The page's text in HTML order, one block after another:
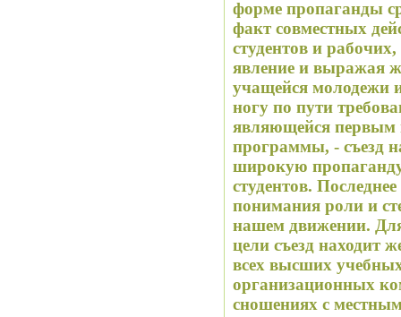
форме пропаганды
факт совместных
студентов и
явление и выражая
учащейся молодежи
ногу по пути
являющейся первым
программы, - съезд
широкую
студентов.
понимания роли и
нашем движении.
цели съезд находит
всех высших
организационных
сношениях с